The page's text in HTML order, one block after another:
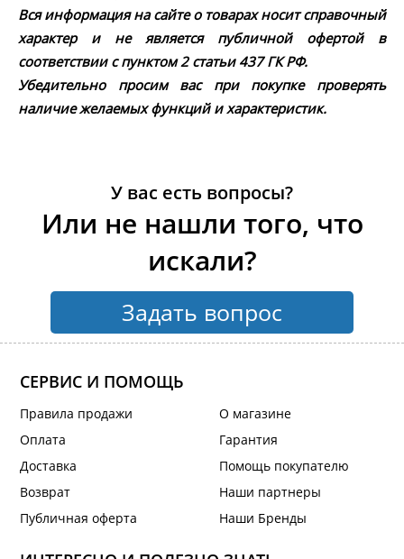
Вся информация на сайте о товарах носит справочный
характер и не является публичной офертой в
соответствии с пунктом 2 статьи 437 ГК РФ.
Убедительно просим вас при покупке проверять
наличие желаемых функций и характеристик.
У вас есть вопросы?
Или не нашли того, что
искали?
Задать вопрос
СЕРВИС И ПОМОЩЬ
Правила продажи
Оплата
Доставка
Возврат
Публичная оферта
О магазине
Гарантия
Помощь покупателю
Наши партнеры
Наши Бренды